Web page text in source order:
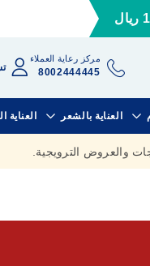
مركز رعاية العملاء
8002444445
العناية بالشعر
والعروض الترويجية.